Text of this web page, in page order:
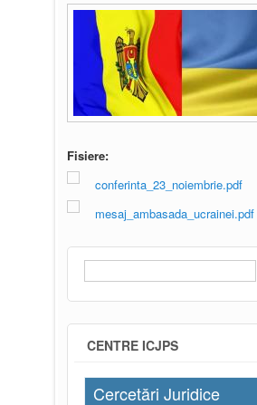
Fisiere:
conferinta_23_noiembrie.pdf
mesaj_ambasada_ucrainei.pdf
Formular de căutare
CENTRE ICJPS
Cercetări Juridice